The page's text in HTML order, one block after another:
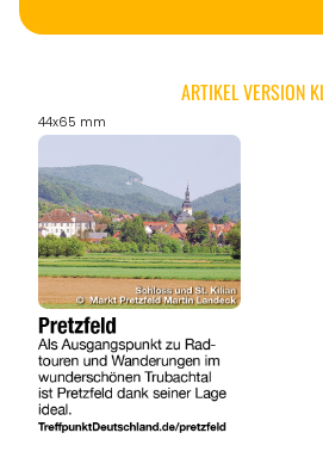
ARTIKEL VERSION
44x65 mm